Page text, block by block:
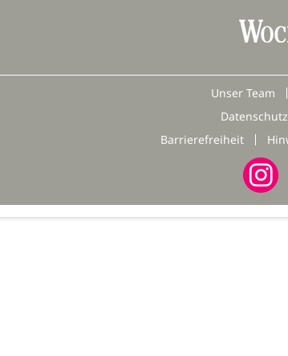
Unser Team
Datenschutz
Barrierefreiheit